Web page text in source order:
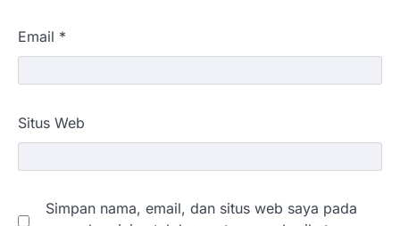
Email *
Situs Web
Simpan nama, email, dan situs web saya pada